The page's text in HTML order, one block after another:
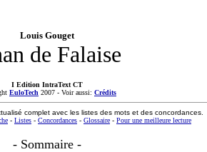
Louis Gouget
de Falaise
I Edition IntraText CT
EuloTech 2007 - Voir aussi: Crédits
complet avec les listes des mots et des concordances.
- Listes - Concordances - Glossaire - Pour une meilleure lecture
- Sommaire -